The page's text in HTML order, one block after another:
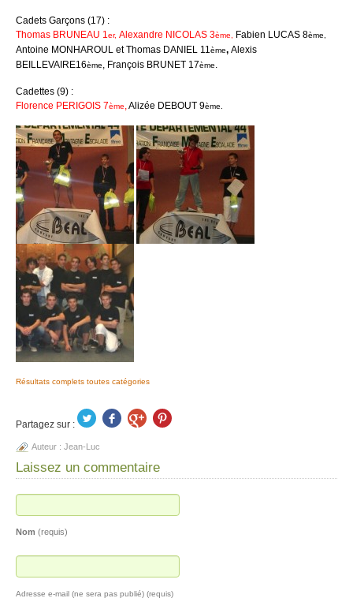
Cadets Garçons (17) :
Thomas BRUNEAU 1er, Alexandre NICOLAS 3ème, Fabien LUCAS 8ème,
Antoine MONHAROUL et Thomas DANIEL 11ème, Alexis
BEILLEVAIRE16ème, François BRUNET 17ème.
Cadettes (9) :
Florence PERIGOIS 7ème,Alizée DEBOUT 9ème.
Résultats complets toutes catégories
Partagez sur :
Auteur : Jean-Luc
Laissez un commentaire
Nom (requis)
Adresse e-mail (ne sera pas publié) (requis)